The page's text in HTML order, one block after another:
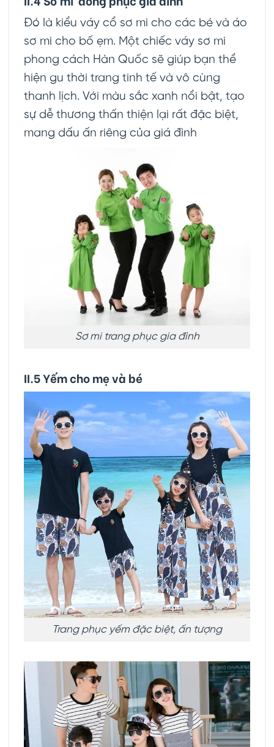
Đó là kiểu váy cổ sơ mi cho các bé và áo
sơ mi cho bố ẹm. Một chiếc váy sơ mi
phong cách Hàn Quốc sẽ giúp bạn thể
hiện gu thời trang tinh tế và vô cùng
thanh lịch. Với màu sắc xanh nổi bật, tạo
sự dễ thương thấn thiện lại rất đặc biệt,
mang dấu ấn riêng của giá đình
Sơ mi trang phục gia đình
II.5 Yếm cho mẹ và bé
Trang phục yếm đặc biệt, ấn tượng